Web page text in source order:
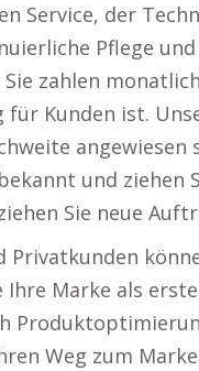
Service, der
Pflege
zahlen
für Kunden ist.
angewiesen
und ziehen
Sie neue
Marke als
Weg zum